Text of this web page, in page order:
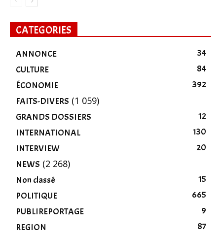
CATEGORIES
ANNONCE
34
CULTURE
84
ÉCONOMIE
392
FAITS-DIVERS (1 059)
GRANDS DOSSIERS
12
INTERNATIONAL
130
INTERVIEW
20
NEWS (2 268)
Non classé
15
POLITIQUE
665
PUBLIREPORTAGE
9
REGION
87